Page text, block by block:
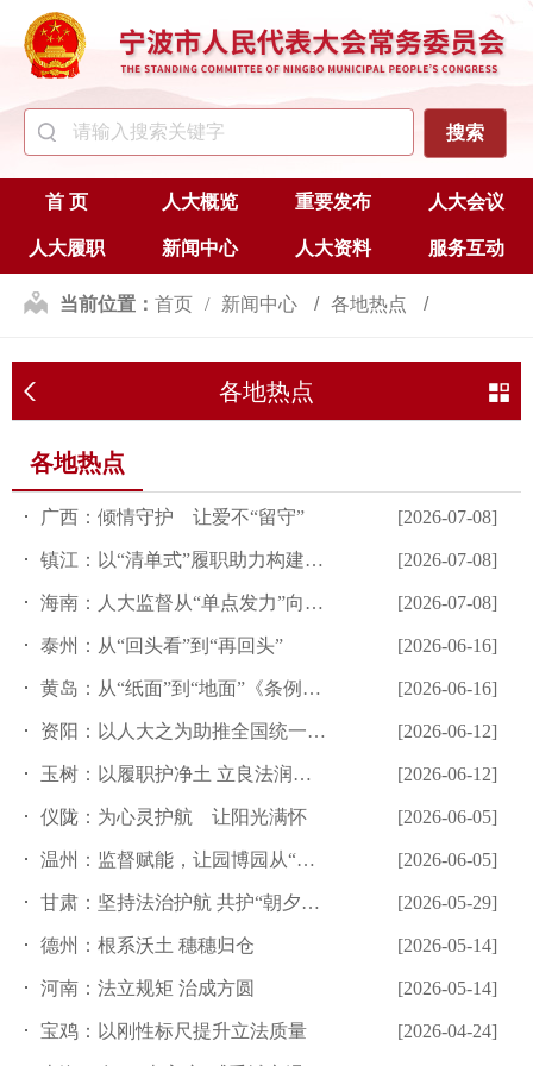
首 页 人大概览 重要发布 人大会议
人大履职 新闻中心 人大资料 服务互动
当前位置： 首页 新闻中心 各地热点
各地热点
各地热点
广西：倾情守护 让爱不“留守” [2026-07-08]
镇江：以“清单式”履职助力构建现代化产业体系 [2026-07-08]
海南：人大监督从“单点发力”向“系统集成”跃升 [2026-07-08]
泰州：从“回头看”到“再回头” [2026-06-16]
黄岛：从“纸面”到“地面”《条例》还差几步？ [2026-06-16]
资阳：以人大之为助推全国统一大市场建设 [2026-06-12]
玉树：以履职护净土 立良法润江源 [2026-06-12]
仪陇：为心灵护航 让阳光满怀 [2026-06-05]
温州：监督赋能，让园博园从“网红流量”到“长红留量” [2026-06-05]
甘肃：坚持法治护航 共护“朝夕美好” [2026-05-29]
德州：根系沃土 穗穗归仓 [2026-05-14]
河南：法立规矩 治成方圆 [2026-05-14]
宝鸡：以刚性标尺提升立法质量 [2026-04-24]